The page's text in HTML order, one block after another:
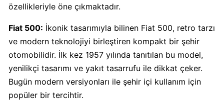
Kimin
Kim?
Boykot
mu?
Calve
özellikleriyle öne çıkmaktadır.
Fiat 500: İkonik tasarımıyla bilinen Fiat 500, retro tarzı
ve modern teknolojiyi birleştiren kompakt bir şehir
otomobilidir. İlk kez 1957 yılında tanıtılan bu model,
yenilikçi tasarımı ve yakıt tasarrufu ile dikkat çeker.
Bugün modern versiyonları ile şehir içi kullanım için
popüler bir tercihtir.